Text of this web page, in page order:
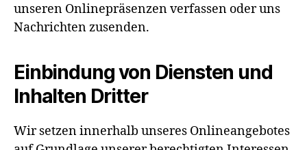
unseren Onlinepräsenzen verfassen oder uns
Nachrichten zusenden.
Einbindung von Diensten und
Inhalten Dritter
Wir setzen innerhalb unseres Onlineangebotes